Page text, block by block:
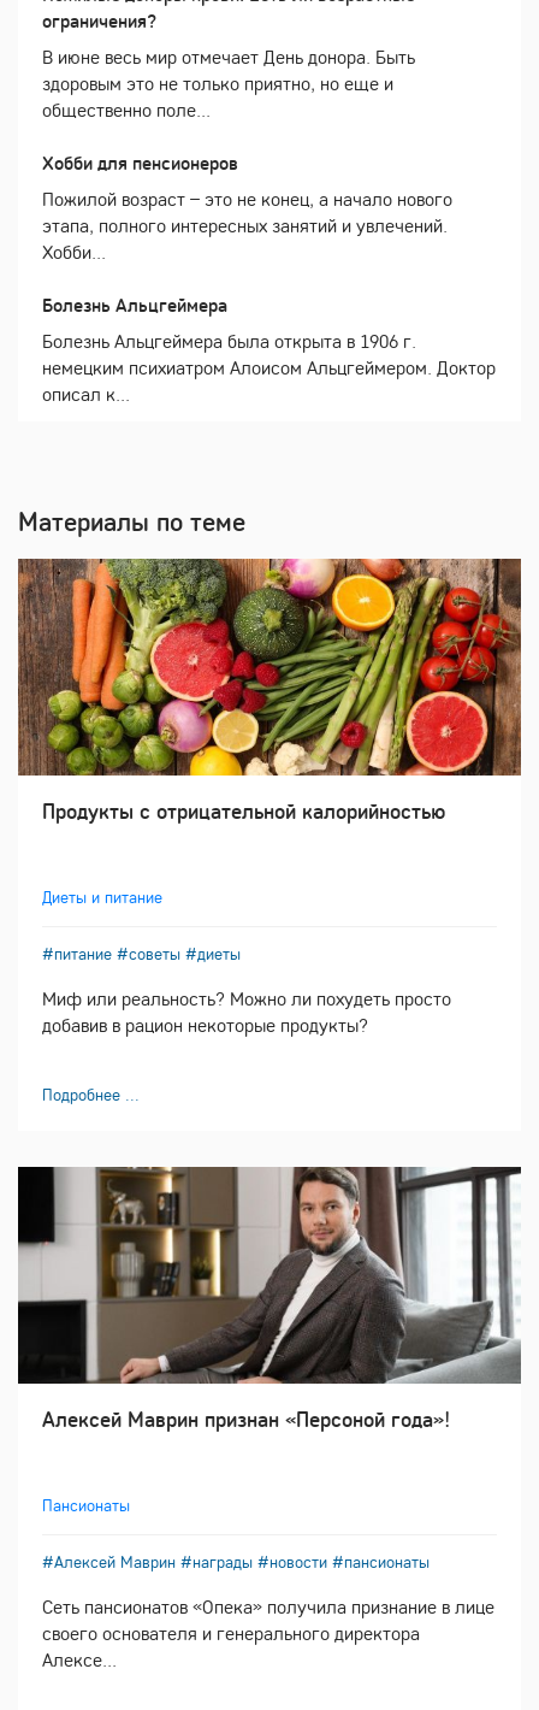
ограничения?
В июне весь мир отмечает День донора. Быть
здоровым это не только приятно, но еще и
общественно поле...
Хобби для пенсионеров
Пожилой возраст – это не конец, а начало нового
этапа, полного интересных занятий и увлечений.
Хобби...
Болезнь Альцгеймера
Болезнь Альцгеймера была открыта в 1906 г.
немецким психиатром Алоисом Альцгеймером. Доктор
описал к...
Материалы по теме
Продукты с отрицательной калорийностью
Диеты и питание
#питание #советы #диеты
Миф или реальность? Можно ли похудеть просто
добавив в рацион некоторые продукты?
Подробнее ...
Алексей Маврин признан «Персоной года»!
Пансионаты
#Алексей Маврин #награды #новости #пансионаты
Сеть пансионатов «Опека» получила признание в лице
своего основателя и генерального директора
Алексе...